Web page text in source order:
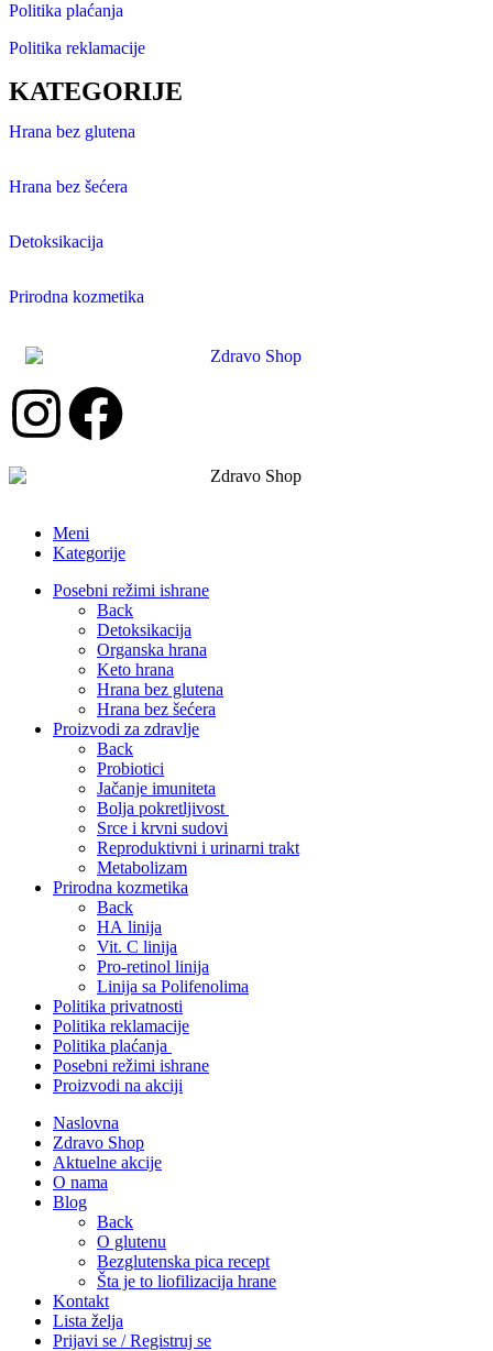
Politika plaćanja
Politika reklamacije
KATEGORIJE
Hrana bez glutena
Hrana bez šećera
Detoksikacija
Prirodna kozmetika
Meni
Kategorije
Posebni režimi ishrane
Back
Detoksikacija
Organska hrana
Keto hrana
Hrana bez glutena
Hrana bez šećera
Proizvodi za zdravlje
Back
Probiotici
Jačanje imuniteta
Bolja pokretljivost
Srce i krvni sudovi
Reproduktivni i urinarni trakt
Metabolizam
Prirodna kozmetika
Back
HA linija
Vit. C linija
Pro-retinol linija
Linija sa Polifenolima
Politika privatnosti
Politika reklamacije
Politika plaćanja
Posebni režimi ishrane
Proizvodi na akciji
Naslovna
Zdravo Shop
Aktuelne akcije
O nama
Blog
Back
O glutenu
Bezglutenska pica recept
Šta je to liofilizacija hrane
Kontakt
Lista želja
Prijavi se / Registruj se